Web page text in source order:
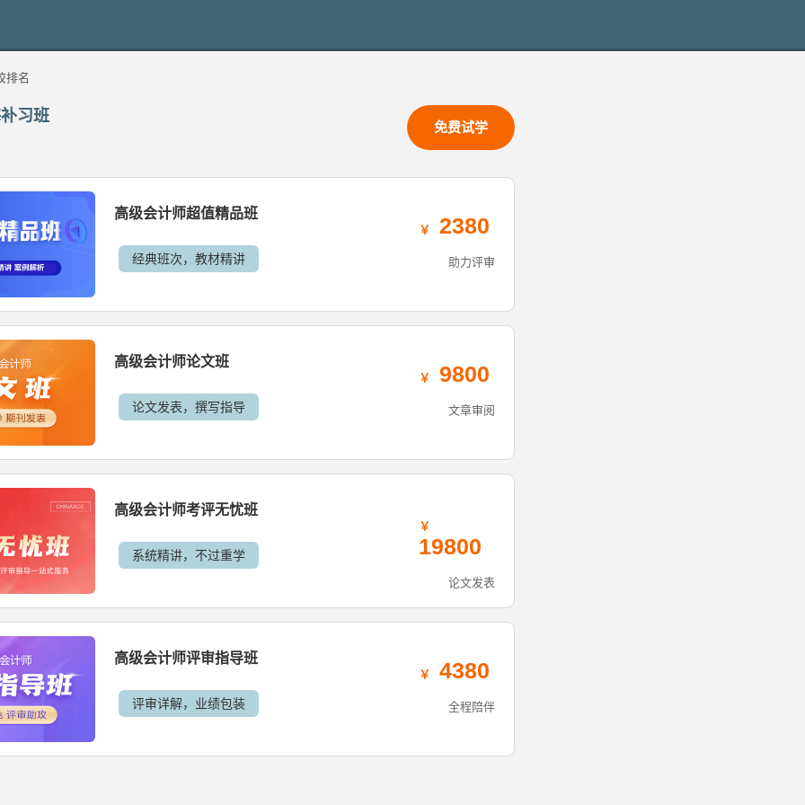
排名
习班
免费试学
高级会计师超值精品班
经典班次，教材精讲
2380
助力评审
高级会计师论文班
论文发表，撰写指导
9800
文章审阅
高级会计师考评无忧班
系统精讲，不过重学 19800
论文发表
高级会计师评审指导班
评审详解，业绩包装
4380
全程陪伴